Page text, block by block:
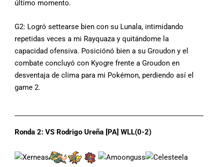
último momento.
G2: Logró settearse bien con su Lunala, intimidando
repetidas veces a mi Rayquaza y quitándome la
capacidad ofensiva. Posiciónó bien a su Groudon y el
combate concluyó con Kyogre frente a Groudon en
desventaja de clima para mi Pokémon, perdiendo así el
game 2.
Ronda 2: VS Rodrigo Ureña [PA] WLL(0-2)